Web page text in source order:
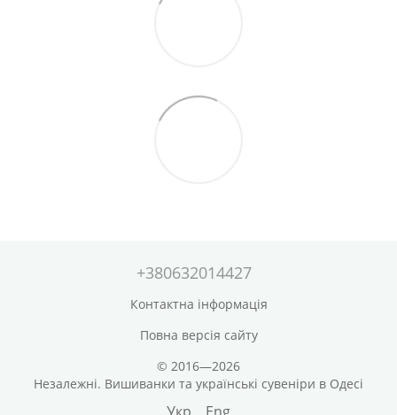
+380632014427
Контактна інформація
Повна версія сайту
© 2016—2026
Незалежні. Вишиванки та українські сувеніри в Одесі